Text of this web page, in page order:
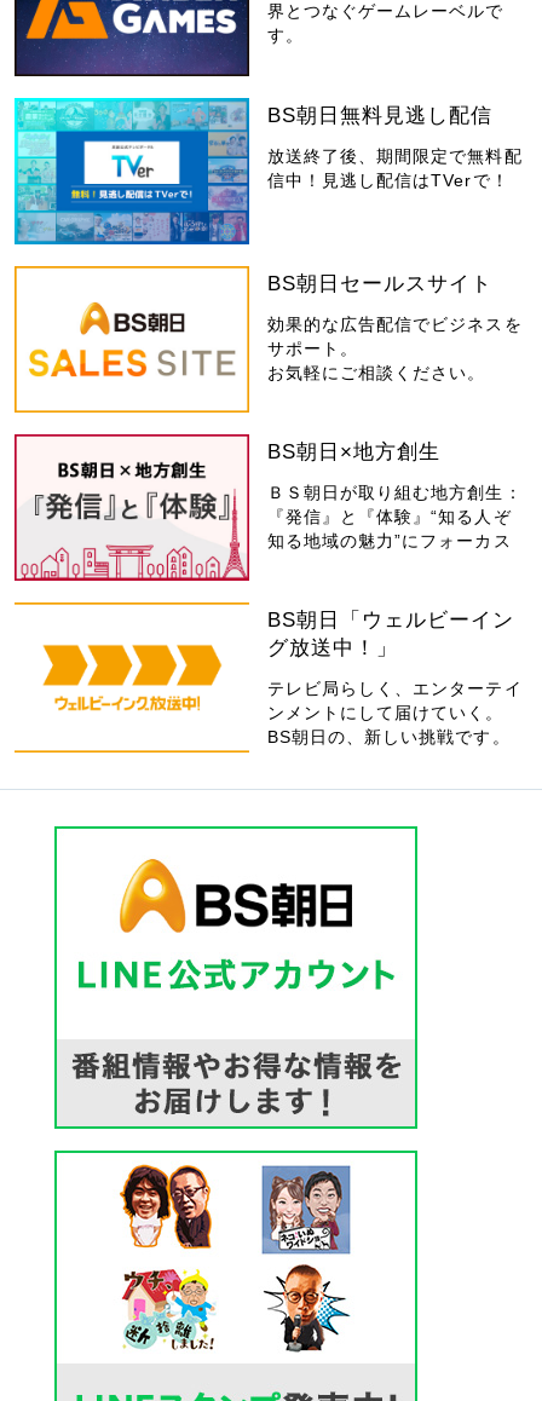
界とつなぐゲームレーベルで
す。
BS朝日無料見逃し配信
放送終了後、期間限定で無料配
信中！見逃し配信はTVerで！
BS朝日セールスサイト
効果的な広告配信でビジネスを
サポート。
お気軽にご相談ください。
BS朝日×地方創生
ＢＳ朝日が取り組む地方創生：
『発信』と『体験』“知る人ぞ
知る地域の魅力”にフォーカス
BS朝日「ウェルビーイン
グ放送中！」
テレビ局らしく、エンターテイ
ンメントにして届けていく。
BS朝日の、新しい挑戦です。